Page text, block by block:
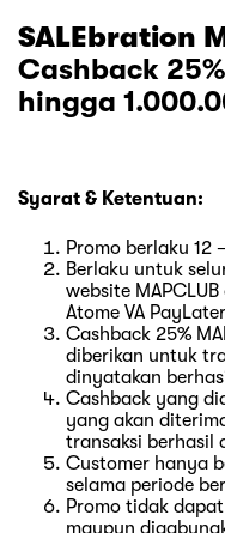
SALEbration
Cashback
hingga
Syarat & Ketentuan:
Promo berlaku 12
Berlaku untuk
website
Atome VA
Cashback 25%
diberikan untuk
dinyatakan
Cashback yang
yang akan
transaksi berhasil
Customer hanya
selama periode
Promo tidak
maupun